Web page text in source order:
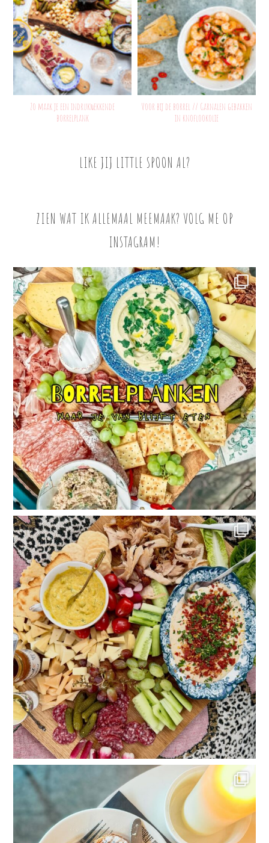
Zo maak je een indrukwekkende
borrelplank
Voor bij de borrel // Garnalen gebakken
in knoflookolie
LIKE JIJ LITTLE SPOON AL?
ZIEN WAT IK ALLEMAAL MEEMAAK? VOLG ME OP
INSTAGRAM!